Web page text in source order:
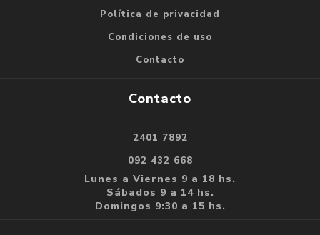
Política de privacidad
Condiciones de uso
Contacto
Contacto
2401 7892
092 432 668
Lunes a Viernes 9 a 18 hs.
Sábados 9 a 14 hs.
Domingos 9:30 a 15 hs.